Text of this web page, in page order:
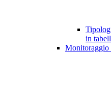
in
Monitoraggio